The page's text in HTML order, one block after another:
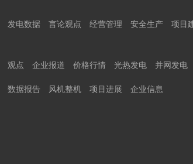
发电数据 言论观点 经营管理 安全生产 项目
观点 企业报道 价格行情 光热发电 并网发电
数据报告 风机整机 项目进展 企业信息